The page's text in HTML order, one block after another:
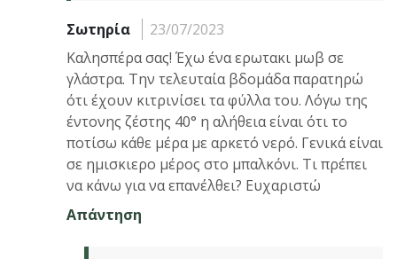
Σωτηρία
23/07/2023
Καλησπέρα σας! Έχω ένα ερωτακι μωβ σε
γλάστρα. Την τελευταία βδομάδα παρατηρώ
ότι έχουν κιτρινίσει τα φύλλα του. Λόγω της
έντονης ζέστης 40° η αλήθεια είναι ότι το
ποτίσω κάθε μέρα με αρκετό νερό. Γενικά είναι
σε ημισκιερο μέρος στο μπαλκόνι. Τι πρέπει
να κάνω για να επανέλθει? Ευχαριστώ
Απάντηση